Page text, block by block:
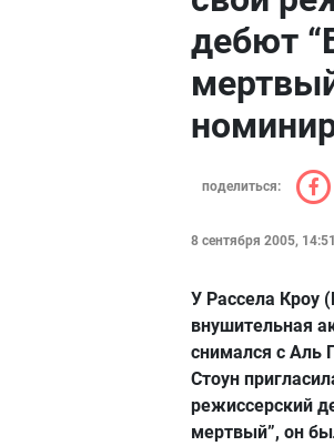
дебют
поделиться:
8 сентября 2005, 14:51
У Рассела Кроу
внушительная
снимался с Аль
Стоун
режиссерский
мертвый”, он